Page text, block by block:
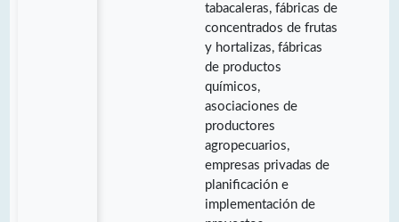
tabacaleras, fábricas de
concentrados de frutas
y hortalizas, fábricas
de productos
químicos,
asociaciones de
productores
agropecuarios,
empresas privadas de
planificación e
implementación de